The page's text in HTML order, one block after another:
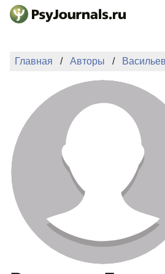
Перейти к основному содержанию
НОВОСТИ
АВТОРЫ
ПОДАТЬ
БАЗА
КЛЮЧЕВЫЕ
Регистрация
Главная Авторы